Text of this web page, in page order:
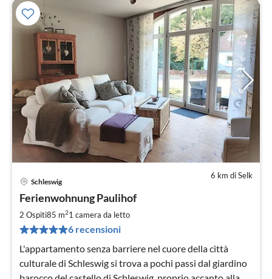
6 km di Selk
Schleswig
Ferienwohnung Paulihof
2 Ospiti85 m21 camera da letto
6 recensioni
L'appartamento senza barriere nel cuore della città
culturale di Schleswig si trova a pochi passi dal giardino